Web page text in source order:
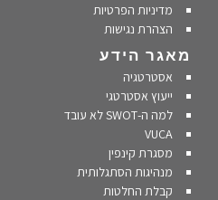
מדיניות הפרטיות
הצהרת נגישות
מאגר הידע
אסטרטגיה
ייעוץ אסטרטגי
למה ה-SWOT לא עובד
VUCA
מסגרת קינפין
מנהיגות הסתגלותית
קבלת החלטות